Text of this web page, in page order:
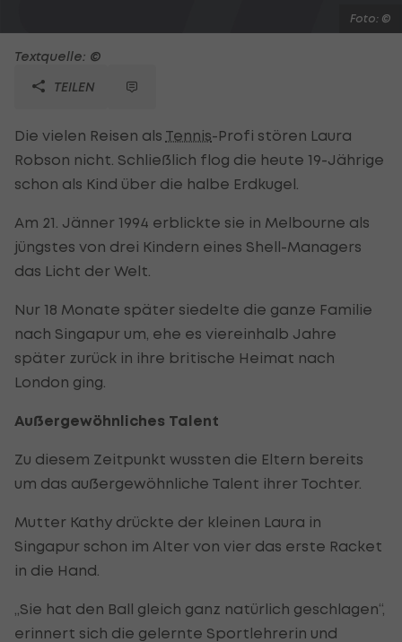
Foto: ©
Textquelle: ©
TEILEN
Die vielen Reisen als Tennis-Profi stören Laura
Robson nicht. Schließlich flog die heute 19-Jährige
schon als Kind über die halbe Erdkugel.
Am 21. Jänner 1994 erblickte sie in Melbourne als
jüngstes von drei Kindern eines Shell-Managers
das Licht der Welt.
Nur 18 Monate später siedelte die ganze Familie
nach Singapur um, ehe es viereinhalb Jahre
später zurück in ihre britische Heimat nach
London ging.
Außergewöhnliches Talent
Zu diesem Zeitpunkt wussten die Eltern bereits
um das außergewöhnliche Talent ihrer Tochter.
Mutter Kathy drückte der kleinen Laura in
Singapur schon im Alter von vier das erste Racket
in die Hand.
„Sie hat den Ball gleich ganz natürlich geschlagen“,
erinnert sich die gelernte Sportlehrerin und